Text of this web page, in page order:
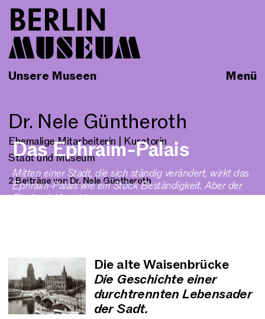
Menü
Unsere Museen
Dr. Nele Güntheroth
Ehemalige Mitarbeiterin | Kuratorin
Stadt und Museum
2 Beiträge von Dr. Nele Güntheroth
Das Ephraim-Palais
Mitten einer Stadt, die sich ständig verändert, wirkt das
Ephraim-Palais wie ein Stück Beständigkeit. Aber der
Eindruck täuscht.
Die alte Waisenbrücke
Die Geschichte einer
durchtrennten Lebensader
der Sadt.